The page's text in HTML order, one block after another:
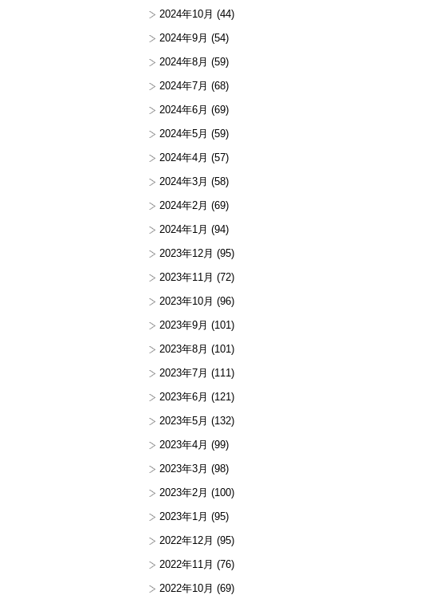
2024年10月 (44)
2024年9月 (54)
2024年8月 (59)
2024年7月 (68)
2024年6月 (69)
2024年5月 (59)
2024年4月 (57)
2024年3月 (58)
2024年2月 (69)
2024年1月 (94)
2023年12月 (95)
2023年11月 (72)
2023年10月 (96)
2023年9月 (101)
2023年8月 (101)
2023年7月 (111)
2023年6月 (121)
2023年5月 (132)
2023年4月 (99)
2023年3月 (98)
2023年2月 (100)
2023年1月 (95)
2022年12月 (95)
2022年11月 (76)
2022年10月 (69)